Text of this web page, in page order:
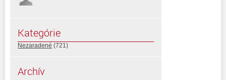
Kategórie
Nezaradené (721)
Archív